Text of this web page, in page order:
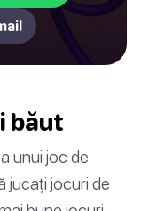
băut
unui joc de
jucați jocuri de